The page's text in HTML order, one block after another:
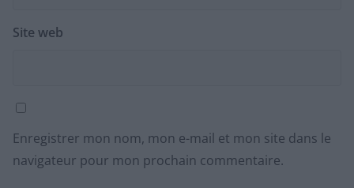
Site web
Enregistrer mon nom, mon e-mail et mon site dans le
navigateur pour mon prochain commentaire.